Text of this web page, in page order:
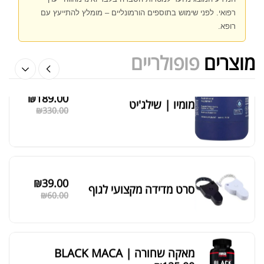
רפואי. לפני שימוש בתוספים הורמונליים – מומלץ להתייעץ עם
רופא.
מוצרים פופולריים
מציג 1–6 מתוך 524 תוצאות
סידור ברירת מחדל
₪500.00
₪369.00
מומיו | שילג'יט ₪330.00
₪189.00
סרט מדידה מקצועי לגוף ₪60.00
₪39.00
מאקה שחורה | BLACK MACA